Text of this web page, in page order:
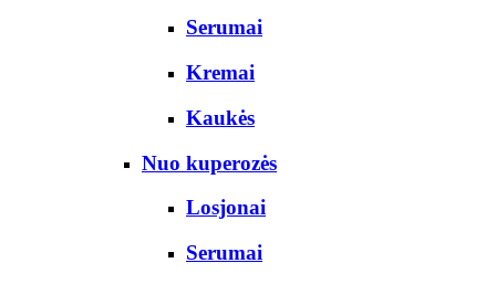
Serumai
Kremai
Kaukės
Nuo kuperozės
Losjonai
Serumai